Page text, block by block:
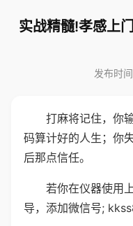
实战精髓!孝感上
发布时
打麻将记住，你
码算计好的人生；你
后那点信任。
若你在仪器使用
导，添加微信号;